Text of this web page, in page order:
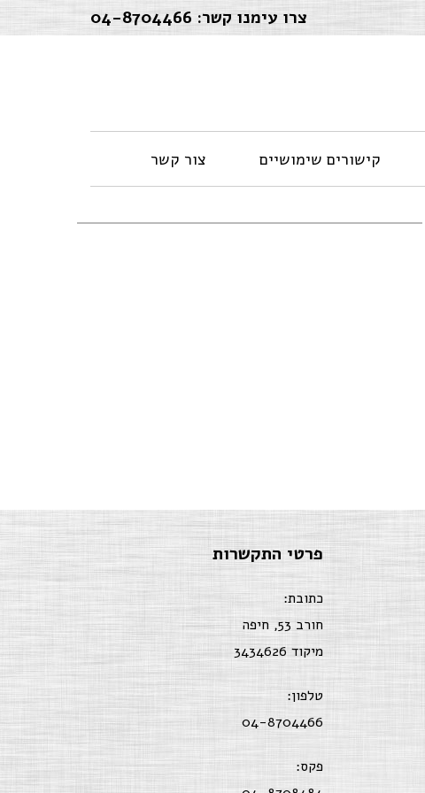
צרו עימנו קשר: 04-8704466
קישורים שימושיים צור קשר
פרטי התקשרות
כתובת:
חורב 53, חיפה
מיקוד 3434626
טלפון:
04-8704466
פקס: